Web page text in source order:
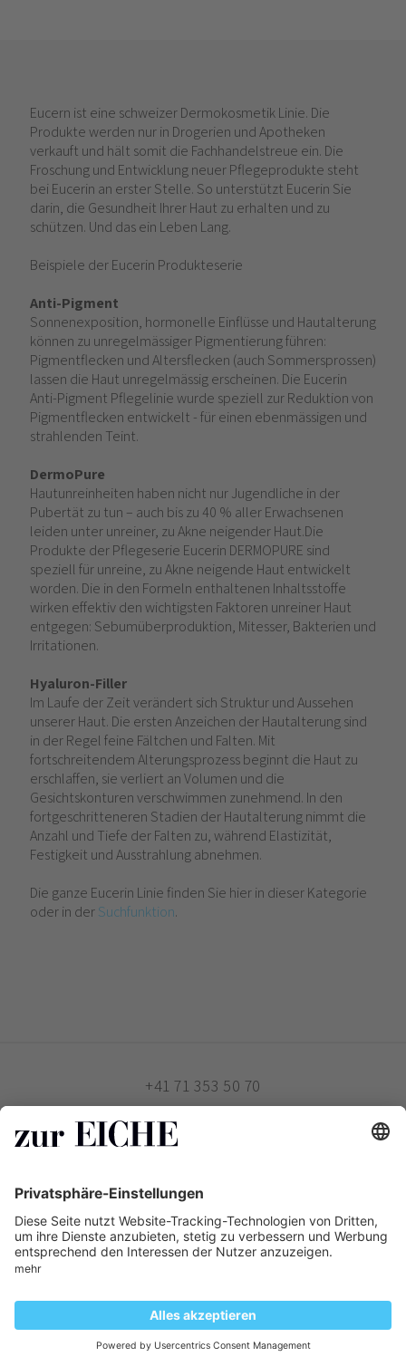
Eucern ist eine schweizer Dermokosmetik Linie. Die
Produkte werden nur in Drogerien und Apotheken
verkauft und hält somit die Fachhandelstreue ein. Die
Froschung und Entwicklung neuer Pflegeprodukte steht
bei Eucerin an erster Stelle. So unterstützt Eucerin Sie
darin, die Gesundheit Ihrer Haut zu erhalten und zu
schützen. Und das ein Leben Lang.
Beispiele der Eucerin Produkteserie
Anti-Pigment
Sonnenexposition, hormonelle Einflüsse und Hautalterung
können zu unregelmässiger Pigmentierung führen:
Pigmentflecken und Altersflecken (auch Sommersprossen)
lassen die Haut unregelmässig erscheinen. Die Eucerin
Anti-Pigment Pflegelinie wurde speziell zur Reduktion von
Pigmentflecken entwickelt - für einen ebenmässigen und
strahlenden Teint.
DermoPure
Hautunreinheiten haben nicht nur Jugendliche in der
Pubertät zu tun – auch bis zu 40 % aller Erwachsenen
leiden unter unreiner, zu Akne neigender Haut.Die
Produkte der Pflegeserie Eucerin DERMOPURE sind
speziell für unreine, zu Akne neigende Haut entwickelt
worden. Die in den Formeln enthaltenen Inhaltsstoffe
wirken effektiv den wichtigsten Faktoren unreiner Haut
entgegen: Sebumüberproduktion, Mitesser, Bakterien und
Irritationen.
Hyaluron-Filler
Im Laufe der Zeit verändert sich Struktur und Aussehen
unserer Haut. Die ersten Anzeichen der Hautalterung sind
in der Regel feine Fältchen und Falten. Mit
fortschreitendem Alterungsprozess beginnt die Haut zu
erschlaffen, sie verliert an Volumen und die
Gesichtskonturen verschwimmen zunehmend. In den
fortgeschritteneren Stadien der Hautalterung nimmt die
Anzahl und Tiefe der Falten zu, während Elastizität,
Festigkeit und Ausstrahlung abnehmen.
Die ganze Eucerin Linie finden Sie hier in dieser Kategorie
oder in derSuchfunktion.
+41 71 353 50 70
dropa.eiche@dropa.ch
Apotheke zur Eiche AG
ZUR EICHE
PHARMAVERTRIEB